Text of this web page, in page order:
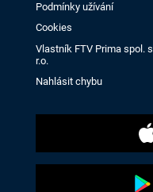
Podmínky užívání
Cookies
Vlastník FTV Prima spol. s
r.o.
Nahlásit chybu